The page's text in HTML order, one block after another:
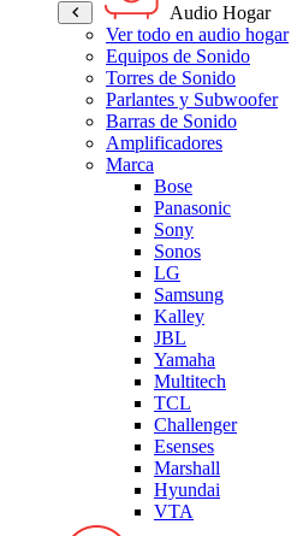
Audio Hogar
Ver todo en audio hogar
Equipos de Sonido
Torres de Sonido
Parlantes y Subwoofer
Barras de Sonido
Amplificadores
Marca
Bose
Panasonic
Sony
Sonos
LG
Samsung
Kalley
JBL
Yamaha
Multitech
TCL
Challenger
Esenses
Marshall
Hyundai
VTA